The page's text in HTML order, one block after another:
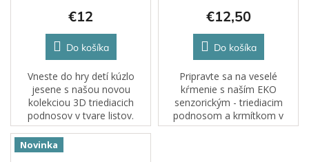
€12
Do košíka
Vneste do hry detí kúzlo
jesene s našou novou
kolekciou 3D triediacich
podnosov v tvare listov.
Vhodné na triedenie, sypké
hry, senzorické aktivity či
potion play.
€12,50
Do košíka
Pripravte sa na veselé
kŕmenie s naším EKO
senzorickým - triediacim
podnosom a krmítkom v
jednom. Deti budú netopiera
Novinka